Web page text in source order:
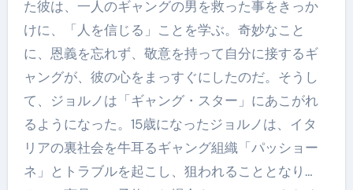
た彼は、一人のギャングの男を救った事をきっか
けに、「人を信じる」ことを学ぶ。奇妙なこと
に、恩義を忘れず、敬意を持って自分に接するギ
ャングが、彼の心をまっすぐにしたのだ。そうし
て、ジョルノは「ギャング・スター」にあこがれ
るようになった。15歳になったジョルノは、イタ
リアの裏社会を牛耳るギャング組織「パッショー
ネ」とトラブルを起こし、狙われることとなり…